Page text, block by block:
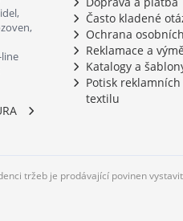
Často kladené
Ochrana
Reklamace a
Katalogy a
Potisk
textilu
tržeb je prodávající povinen